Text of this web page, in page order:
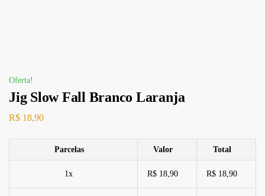
Oferta!
Jig Slow Fall Branco Laranja
R$ 18,90
Parcelas Valor Total
1x R$ 18,90 R$ 18,90